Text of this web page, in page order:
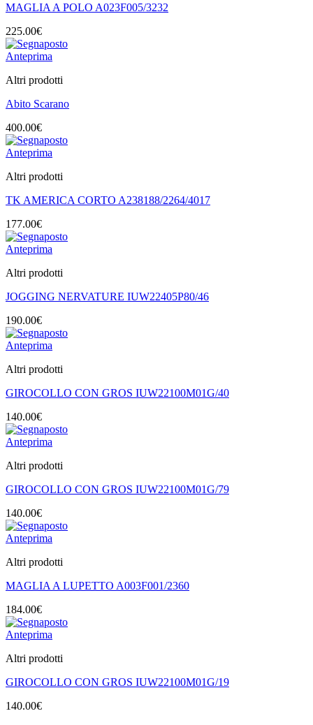
MAGLIA A POLO A023F005/3232
225.00€
Anteprima
Altri prodotti
Abito Scarano
400.00€
Anteprima
Altri prodotti
TK AMERICA CORTO A238188/2264/4017
177.00€
Anteprima
Altri prodotti
JOGGING NERVATURE IUW22405P80/46
190.00€
Anteprima
Altri prodotti
GIROCOLLO CON GROS IUW22100M01G/40
140.00€
Anteprima
Altri prodotti
GIROCOLLO CON GROS IUW22100M01G/79
140.00€
Anteprima
Altri prodotti
MAGLIA A LUPETTO A003F001/2360
184.00€
Anteprima
Altri prodotti
GIROCOLLO CON GROS IUW22100M01G/19
140.00€